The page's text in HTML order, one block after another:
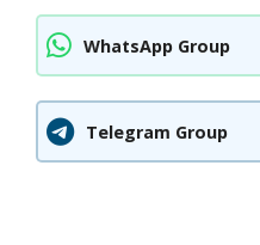
WhatsApp Group
Telegram Group